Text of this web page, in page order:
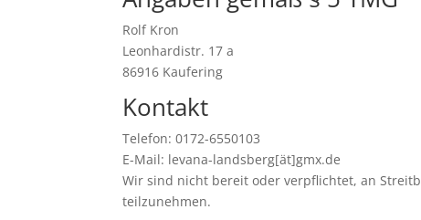
Rolf Kron
Leonhardistr. 17 a
86916 Kaufering
Kontakt
Telefon: 0172-6550103
E-Mail: levana-landsberg[ät]gmx.de
Wir sind nicht bereit oder verpflichtet, an
teilzunehmen.